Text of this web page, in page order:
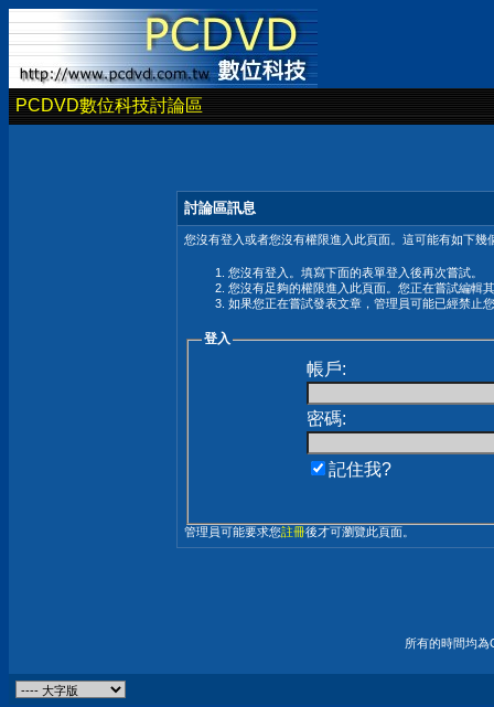
PCDVD數位科技討論區
討論區訊息
您沒有登入或者您沒有權限進入此頁面。這可能有如下幾
您沒有登入。填寫下面的表單登入後再次嘗試。
您沒有足夠的權限進入此頁面。您正在嘗試編輯
如果您正在嘗試發表文章，管理員可能已經禁止
登入
帳戶:
密碼:
記住我?
管理員可能要求您註冊後才可瀏覽此頁面。
所有的時間均為